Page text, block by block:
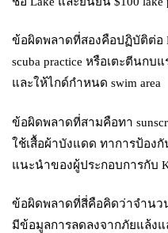
ข้อผิดพลาดที่สองคือปฏิบัติต่อ
scuba practice หรือเตะตีนก
และให้ไกด์กำหนด swim area
ข้อผิดพลาดที่สามคือทา
ใช้เสื้อผ้าบังแดด ทาการป้อง
แนะนำของผู้ประกอบการกับ
ข้อผิดพลาดที่สี่คือคิดว่าจำนว
มีข้อมูลการลดลงจากภัยแล้ง